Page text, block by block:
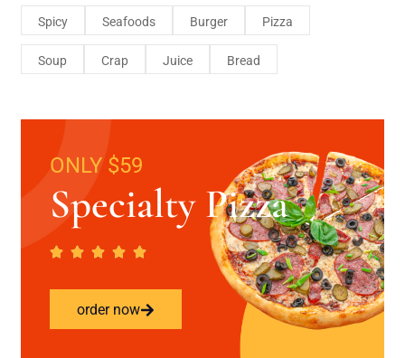
Spicy Seafoods Burger Pizza
Soup Crap Juice Bread
ONLY $59
Specialty Pizza
order now